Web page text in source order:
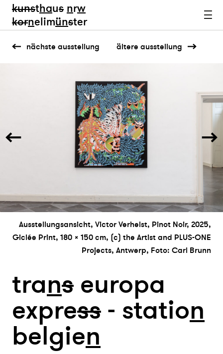
kunsthaus nrw
kornelimünster
nächste ausstellung ältere ausstellung
Ausstellungsansicht, Victor Verhelst, Pinot Noir, 2025,
Giclée Print, 180 × 150 cm, (c) the Artist and PLUS-ONE
Projects, Antwerp, Foto: Carl Brunn
trans europa
express - station
belgien